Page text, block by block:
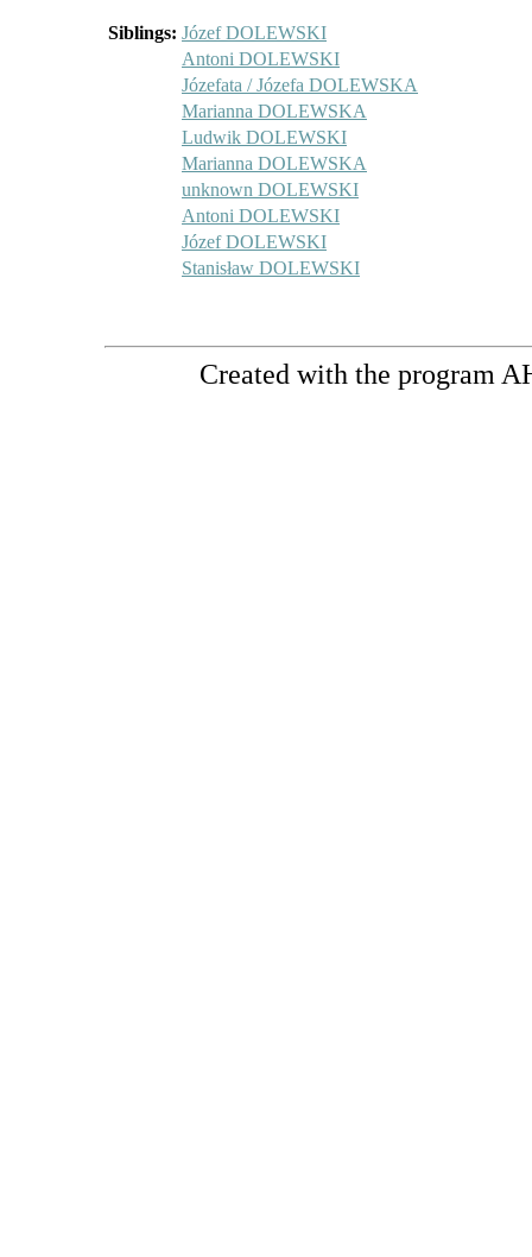
Siblings: Józef DOLEWSKI
Antoni DOLEWSKI
Józefata / Józefa DOLEWSKA
Marianna DOLEWSKA
Ludwik DOLEWSKI
Marianna DOLEWSKA
unknown DOLEWSKI
Antoni DOLEWSKI
Józef DOLEWSKI
Stanisław DOLEWSKI
Created with the program